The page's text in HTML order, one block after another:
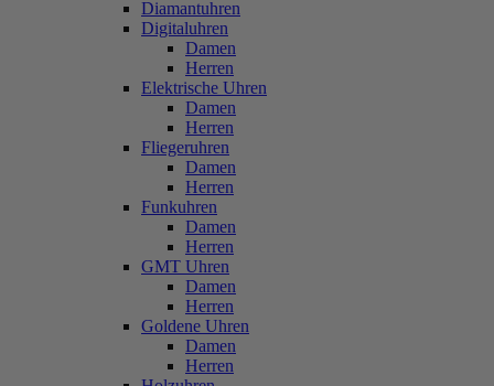
Diamantuhren
Digitaluhren
Damen
Herren
Elektrische Uhren
Damen
Herren
Fliegeruhren
Damen
Herren
Funkuhren
Damen
Herren
GMT Uhren
Damen
Herren
Goldene Uhren
Damen
Herren